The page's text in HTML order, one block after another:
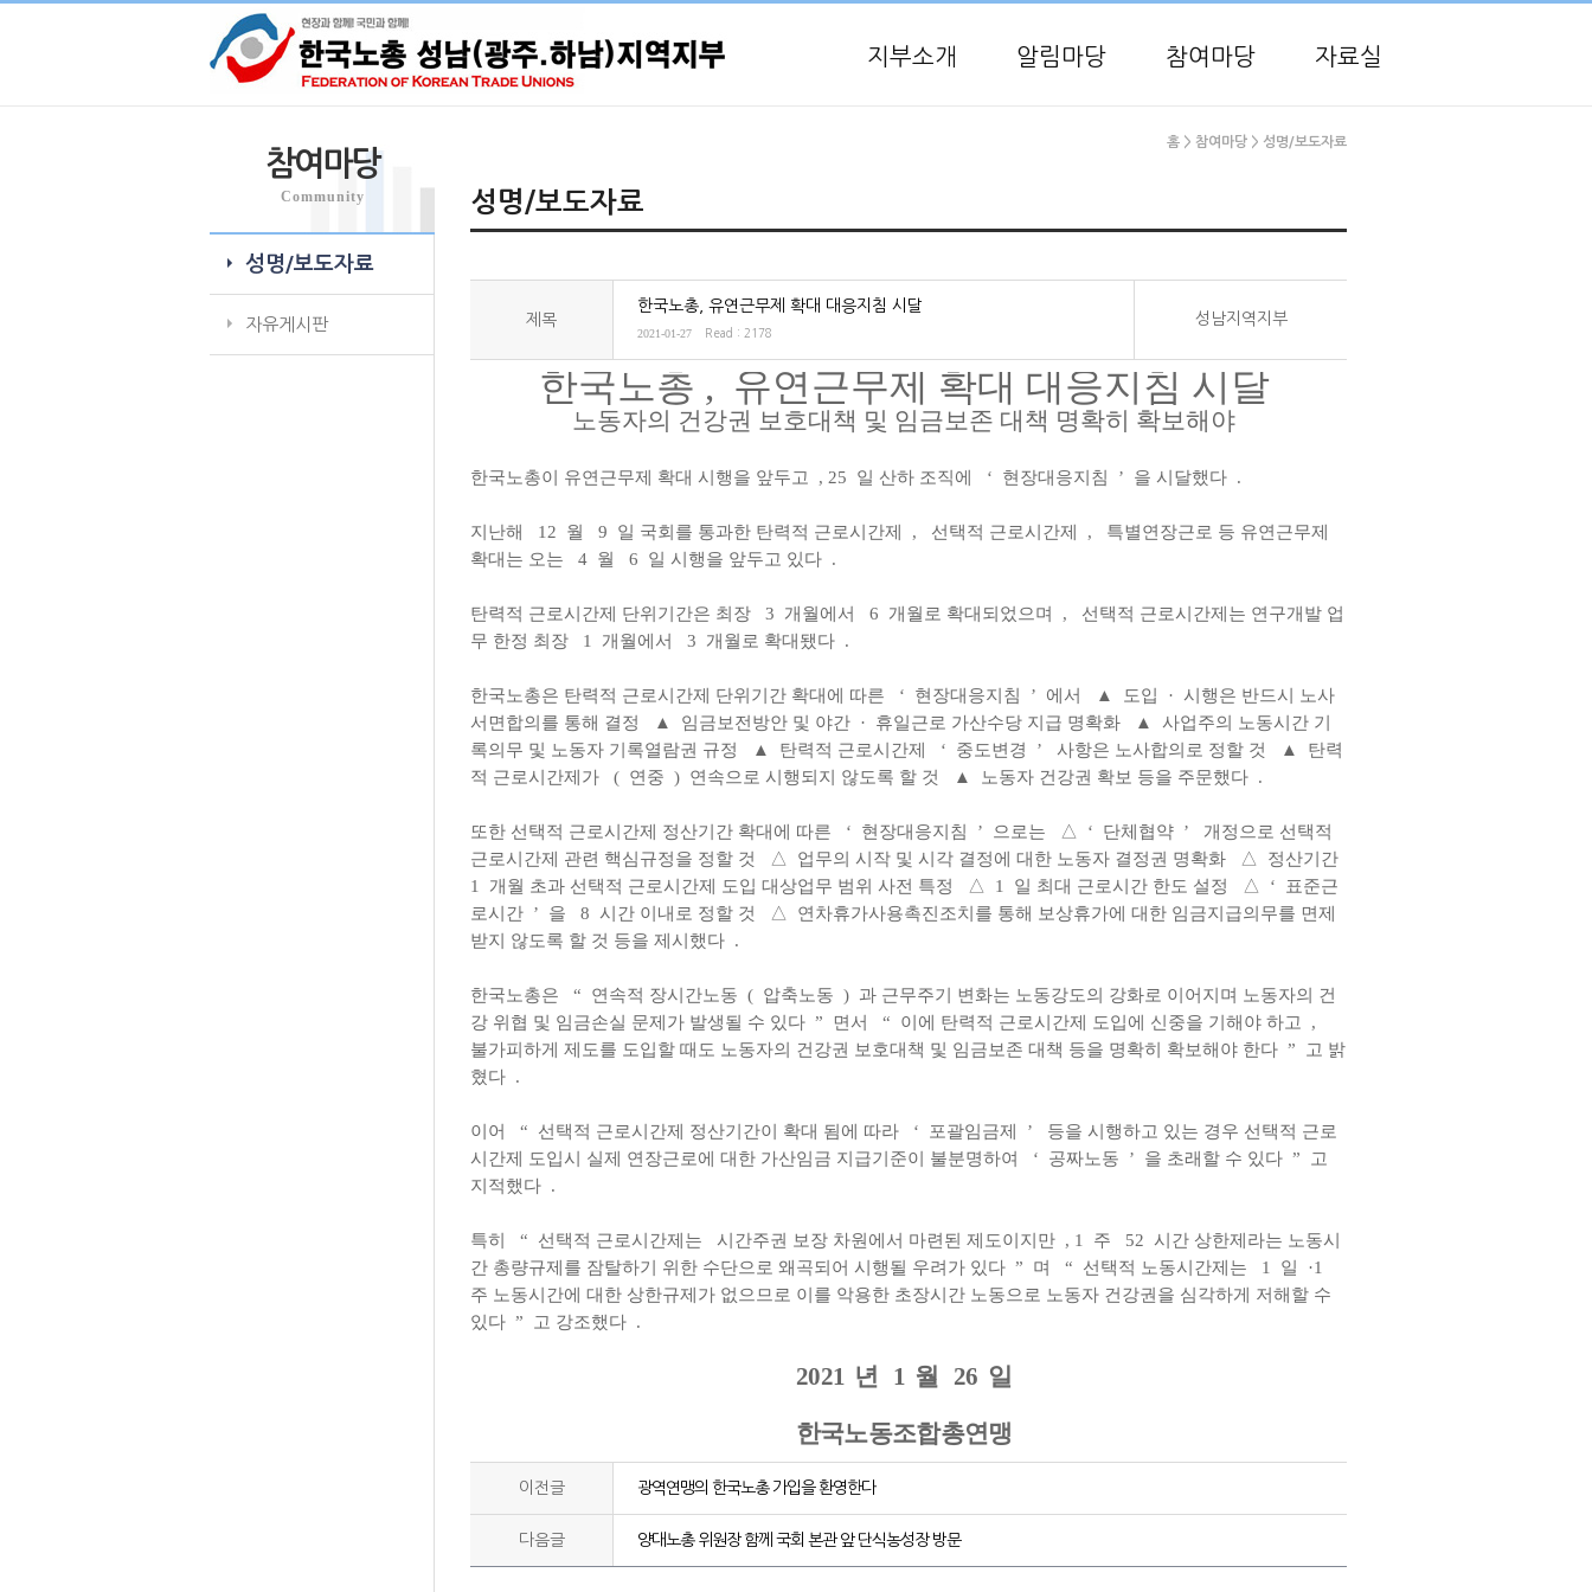
지부소개 알림마당 참여마당 자료실
참여마당
Community
성명/보도자료
자유게시판
홈 > 참여마당 > 성명/보도자료
성명/보도자료
제목
한국노총, 유연근무제 확대 대응지침 시달
2021-01-27 Read : 2178
성남지역지부
한국노총 , 유연근무제 확대 대응지침 시달
노동자의 건강권 보호대책 및 임금보존 대책 명확히 확보해야
한국노총이 유연근무제 확대 시행을 앞두고 , 25 일 산하 조직에 ‘ 현장대응지침 ’ 을 시달했다 .
지난해 12 월 9 일 국회를 통과한 탄력적 근로시간제 , 선택적 근로시간제 ,
특별연장근로 등 유연근무제
확대는 오는
4 월 6 일 시행을 앞두고 있다 .
탄력적 근로시간제 단위기간은 최장 3 개월에서 6 개월로 확대되었으며 ,
선택적 근로시간제는 연구개발 업
무 한정 최장
1 개월에서 3 개월로 확대됐다 .
한국노총은 탄력적 근로시간제 단위기간 확대에 따른 ‘ 현장대응지침 ’ 에서 ▲ 도입 · 시행은 반드시 노사
서면합의를 통해 결정
▲ 임금보전방안 및 야간 · 휴일근로 가산수당 지급 명확화 ▲
사업주의 노동시간 기
록의무 및 노동자 기록열람권 규정
▲ 탄력적 근로시간제 ‘ 중도변경 ’ 사항은 노사합의로 정할 것 ▲
탄력
적 근로시간제가
( 연중 ) 연속으로 시행되지 않도록 할 것 ▲ 노동자 건강권 확보 등을 주문했다 .
또한 선택적 근로시간제 정산기간 확대에 따른 ‘ 현장대응지침 ’ 으로는 △ ‘ 단체협약 ’
개정으로 선택적
근로시간제 관련 핵심규정을 정할 것
△ 업무의 시작 및 시각 결정에 대한 노동자 결정권 명확화 △
정산기간
1
개월 초과 선택적 근로시간제 도입 대상업무 범위 사전 특정 △ 1 일 최대 근로시간 한도 설정 △ ‘
표준근
로시간 ’ 을 8 시간 이내로 정할 것 △
연차휴가사용촉진조치를 통해 보상휴가에 대한 임금지급의무를 면제
받지 않도록 할 것 등을 제시했다 .
한국노총은 “ 연속적 장시간노동 ( 압축노동 ) 과 근무주기 변화는 노동강도의 강화로 이어지며 노동자의 건
강 위협 및 임금손실 문제가 발생될 수 있다 ” 면서 “ 이에 탄력적 근로시간제 도입에 신중을 기해야 하고
,
불가피하게 제도를 도입할 때도 노동자의 건강권 보호대책 및 임금보존 대책 등을 명확히 확보해야 한다 ”
고 밝
혔다 .
이어 “ 선택적 근로시간제 정산기간이 확대 됨에 따라 ‘ 포괄임금제 ’
등을 시행하고 있는 경우 선택적 근로
시간제 도입시 실제 연장근로에 대한 가산임금 지급기준이 불분명하여
‘ 공짜노동 ’ 을 초래할 수 있다 ”
고
지적했다 .
특히 “ 선택적 근로시간제는 시간주권 보장 차원에서 마련된 제도이지만 , 1 주 52 시간 상한제라는 노동시
간 총량규제를 잠탈하기 위한 수단으로 왜곡되어 시행될 우려가 있다 ” 며 “ 선택적 노동시간제는 1 일
·1
주 노동시간에 대한 상한규제가 없으므로 이를 악용한 초장시간 노동으로 노동자 건강권을 심각하게 저해할 수
있다 ” 고 강조했다 .
2021 년 1 월 26 일
한국노동조합총연맹
이전글 광역연맹의 한국노총 가입을 환영한다
다음글 양대노총 위원장 함께 국회 본관 앞 단식농성장 방문